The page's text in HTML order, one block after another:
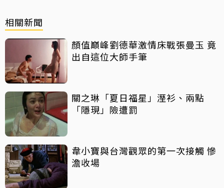
相關新聞
顏值巔峰劉德華激情床戰張曼玉 竟
出自這位大師手筆
關之琳「夏日福星」溼衫、兩點
「隱現」險遭罰
韋小寶與台灣觀眾的第一次接觸 慘
澹收場